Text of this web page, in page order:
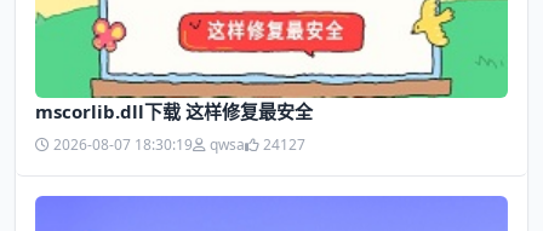
mscorlib.dll下载 这样修复最安全
2026-08-07 18:30:19 qwsa 24127